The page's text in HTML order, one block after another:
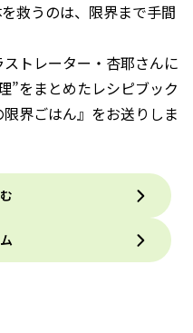
救うのは、限界まで手間
トレーター・杏耶さんに
”をまとめたレシピブック
界ごはん』をお送りしま